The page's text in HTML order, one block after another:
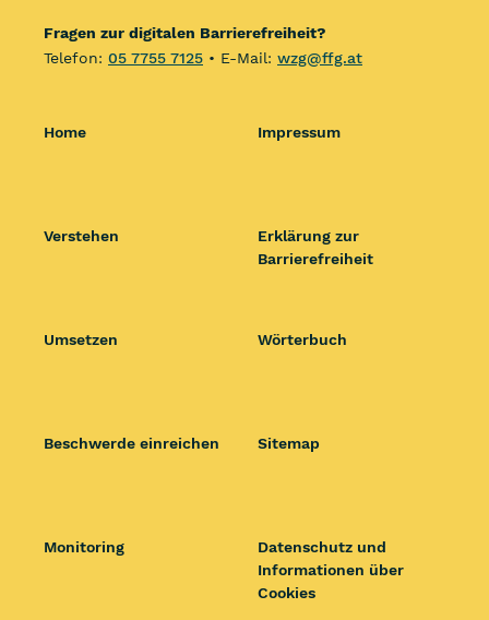
Fragen zur digitalen Barrierefreiheit?
Telefon: 05 7755 7125 • E-Mail: wzg@ffg.at
Home
Verstehen
Umsetzen
Beschwerde einreichen
Monitoring
Impressum
Erklärung zur
Barrierefreiheit
Wörterbuch
Sitemap
Datenschutz und
Informationen über
Cookies